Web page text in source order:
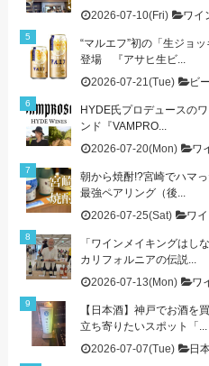
2026-07-10(Fri)
ワイ
“マルエフ”初の「生ジョ
登場 『アサヒ生ビ...
2026-07-21(Tue)
ビ
HYDE氏プロデュースの
ンド『VAMPRO...
2026-07-20(Mon)
ワ
朝から焼酎!?宮崎でハマ
最強ペアリング（後...
2026-07-25(Sat)
ワ
「ワインメイキングはし
カリフォルニアの伝説...
2026-07-13(Mon)
ワ
【日本酒】神戸でお酒を
立ち寄りたいスポット「...
2026-07-07(Tue)
日